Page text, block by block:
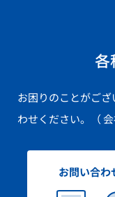
各
お困りのことがご
わせください。
（
お問い合わ